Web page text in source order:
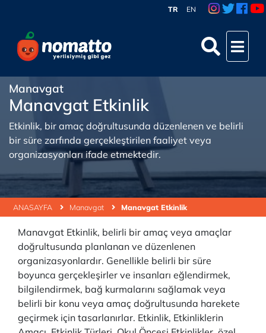
TR EN
ANASAYFA Manavgat Manavgat Etkinlik
Manavgat
Manavgat Etkinlik
Etkinlik, bir amaç doğrultusunda düzenlenen ve belirli
bir süre zarfında gerçekleştirilen faaliyet veya
organizasyonları ifade etmektedir.
Manavgat Etkinlik, belirli bir amaç veya amaçlar
doğrultusunda planlanan ve düzenlenen
organizasyonlardır. Genellikle belirli bir süre
boyunca gerçekleşirler ve insanları eğlendirmek,
bilgilendirmek, bağ kurmalarını sağlamak veya
belirli bir konu veya amaç doğrultusunda harekete
geçirmek için tasarlanırlar. Etkinlik, Etkinliklerin